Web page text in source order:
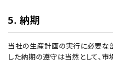
5. 納期
当社の生産計画の実行に必要な
した納期の遵守は当然として、